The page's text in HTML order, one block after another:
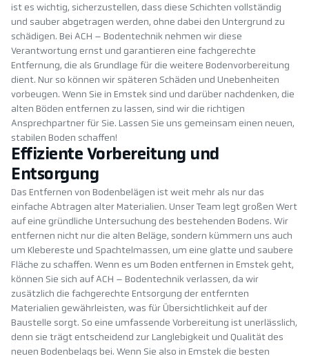
ist es wichtig, sicherzustellen, dass diese Schichten vollständig
und sauber abgetragen werden, ohne dabei den Untergrund zu
schädigen. Bei ACH – Bodentechnik nehmen wir diese
Verantwortung ernst und garantieren eine fachgerechte
Entfernung, die als Grundlage für die weitere Bodenvorbereitung
dient. Nur so können wir späteren Schäden und Unebenheiten
vorbeugen. Wenn Sie in Emstek sind und darüber nachdenken, die
alten Böden entfernen zu lassen, sind wir die richtigen
Ansprechpartner für Sie. Lassen Sie uns gemeinsam einen neuen,
stabilen Boden schaffen!
Effiziente Vorbereitung und
Entsorgung
Das Entfernen von Bodenbelägen ist weit mehr als nur das
einfache Abtragen alter Materialien. Unser Team legt großen Wert
auf eine gründliche Untersuchung des bestehenden Bodens. Wir
entfernen nicht nur die alten Beläge, sondern kümmern uns auch
um Klebereste und Spachtelmassen, um eine glatte und saubere
Fläche zu schaffen. Wenn es um Boden entfernen in Emstek geht,
können Sie sich auf ACH – Bodentechnik verlassen, da wir
zusätzlich die fachgerechte Entsorgung der entfernten
Materialien gewährleisten, was für Übersichtlichkeit auf der
Baustelle sorgt. So eine umfassende Vorbereitung ist unerlässlich,
denn sie trägt entscheidend zur Langlebigkeit und Qualität des
neuen Bodenbelags bei. Wenn Sie also in Emstek die besten